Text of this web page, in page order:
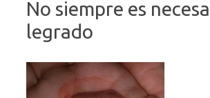
No siempre es
legrado